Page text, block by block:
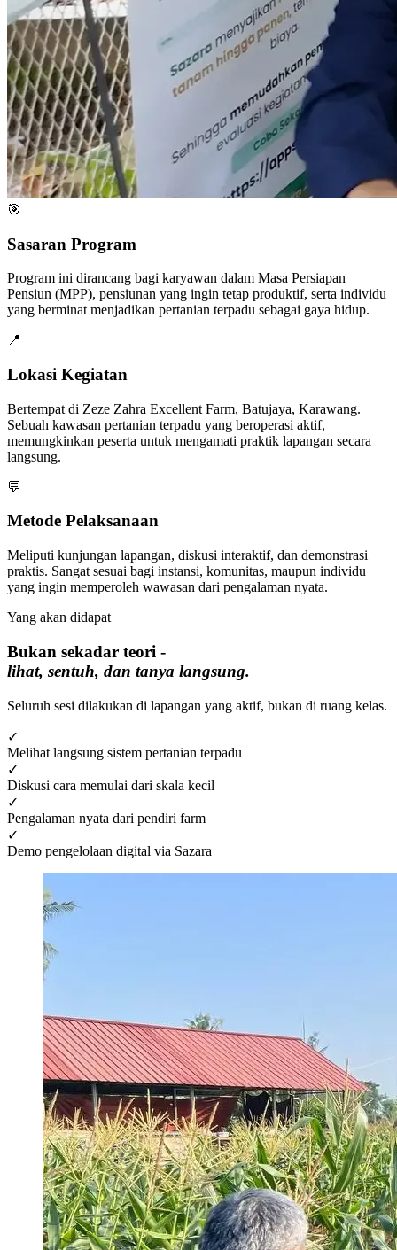
🎯
Sasaran Program
Program ini dirancang bagi karyawan dalam Masa Persiapan
Pensiun (MPP), pensiunan yang ingin tetap produktif, serta individu
yang berminat menjadikan pertanian terpadu sebagai gaya hidup.
📍
Lokasi Kegiatan
Bertempat di Zeze Zahra Excellent Farm, Batujaya, Karawang.
Sebuah kawasan pertanian terpadu yang beroperasi aktif,
memungkinkan peserta untuk mengamati praktik lapangan secara
langsung.
💬
Metode Pelaksanaan
Meliputi kunjungan lapangan, diskusi interaktif, dan demonstrasi
praktis. Sangat sesuai bagi instansi, komunitas, maupun individu
yang ingin memperoleh wawasan dari pengalaman nyata.
Yang akan didapat
Bukan sekadar teori -
lihat, sentuh, dan tanya langsung.
Seluruh sesi dilakukan di lapangan yang aktif, bukan di ruang kelas.
✓
Melihat langsung sistem pertanian terpadu
✓
Diskusi cara memulai dari skala kecil
✓
Pengalaman nyata dari pendiri farm
✓
Demo pengelolaan digital via Sazara